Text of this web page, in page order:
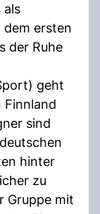
als
ersten
der Ruhe
geht
Finnland
sind
hinter
zu
Gruppe mit